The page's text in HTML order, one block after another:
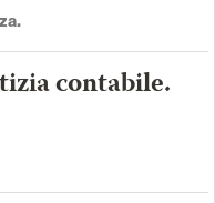
a.
contabile.